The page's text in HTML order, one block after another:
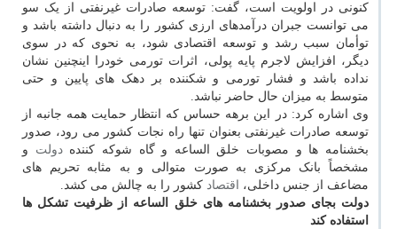
کنونی در اولویت است، گفت: توسعه صادرات غیرنفتی از یک سو
می توانست جبران درآمدهای ارزی کشور را به دنبال داشته باشد و
توأمان سبب رشد و توسعه اقتصادی شود، به نحوی که در سوی
دیگر، افزایش لاجرم پایه پولی، اثرات تورمی خودرا اینچنین نشان
نداده باشد و فشار تورمی و شکننده بر دهک های پایین و حتی
متوسط به میزان حال حاضر نباشد.
وی اشاره کرد: در این برهه حساس که انتظار حمایت همه جانبه از
توسعه صادرات غیرنفتی بعنوان تنها راه نجات کشور می رود، صدور
بخشنامه ها و مصوبات خلق الساعه و گاه شوکه کنندهدولت و
مشخصاً بانک مرکزی به صورت متوالی و به مثابه تحریم های
مضاعف از جنس داخلی،
اقتصاد کشور را به چالش می کشد.
دولت بجای صدور بخشنامه های خلق الساعه از ظرفیت تشکل ها
استفاده کند